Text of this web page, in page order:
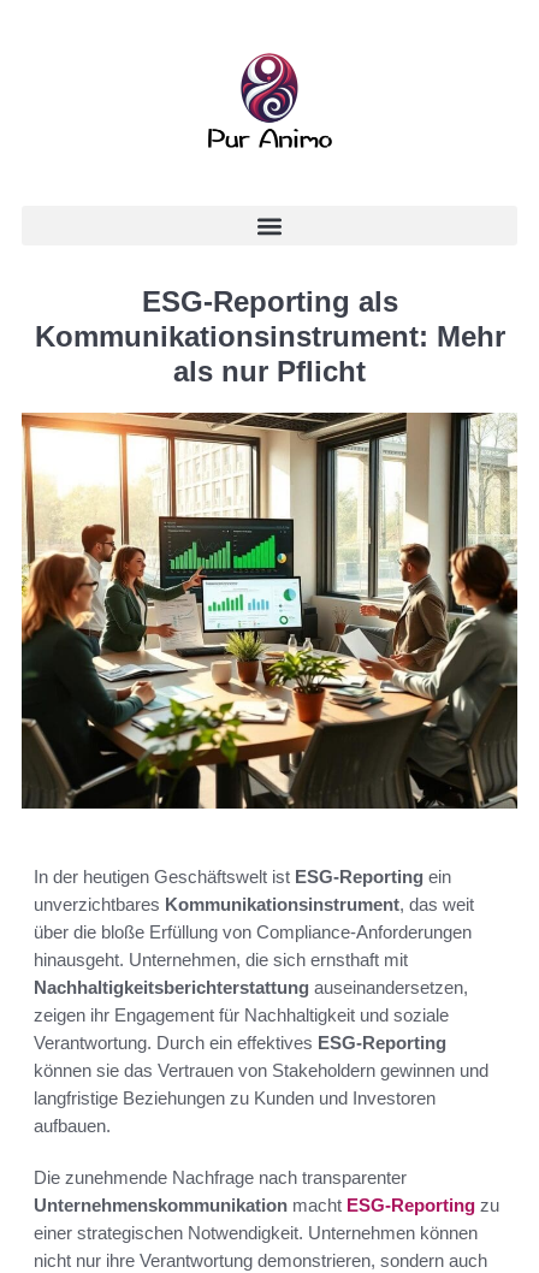
ESG-Reporting als
Kommunikationsinstrument: Mehr
als nur Pflicht
In der heutigen Geschäftswelt ist ESG-Reporting ein
unverzichtbares Kommunikationsinstrument, das weit
über die bloße Erfüllung von Compliance-Anforderungen
hinausgeht. Unternehmen, die sich ernsthaft mit
Nachhaltigkeitsberichterstattung auseinandersetzen,
zeigen ihr Engagement für Nachhaltigkeit und soziale
Verantwortung. Durch ein effektives ESG-Reporting
können sie das Vertrauen von Stakeholdern gewinnen und
langfristige Beziehungen zu Kunden und Investoren
aufbauen.
Die zunehmende Nachfrage nach transparenter
Unternehmenskommunikation macht ESG-Reporting zu
einer strategischen Notwendigkeit. Unternehmen können
nicht nur ihre Verantwortung demonstrieren, sondern auch